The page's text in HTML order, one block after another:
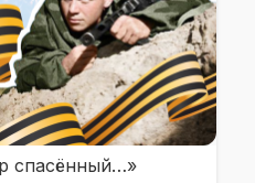
спасённый…»